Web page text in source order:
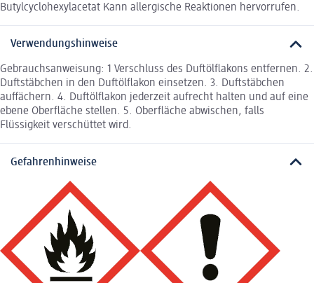
Butylcyclohexylacetat Kann allergische Reaktionen hervorrufen.
Verwendungshinweise
Gebrauchsanweisung: 1 Verschluss des Duftölflakons entfernen. 2.
Duftstäbchen in den Duftölflakon einsetzen. 3. Duftstäbchen
auffächern. 4. Duftölflakon jederzeit aufrecht halten und auf eine
ebene Oberfläche stellen. 5. Oberfläche abwischen, falls
Flüssigkeit verschüttet wird.
Gefahrenhinweise